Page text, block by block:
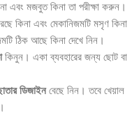
এবং মজবুত কিনা তা পরীক্ষা করুন।
কিনা এবং মেকানিজমটি মসৃণ কিনা
ঠিক আছে কিনা দেখে নিন।
কিনুন। একা ব্যবহারের জন্য ছোট বা
ডিজাইনবেছে নিন। তবে খেয়াল